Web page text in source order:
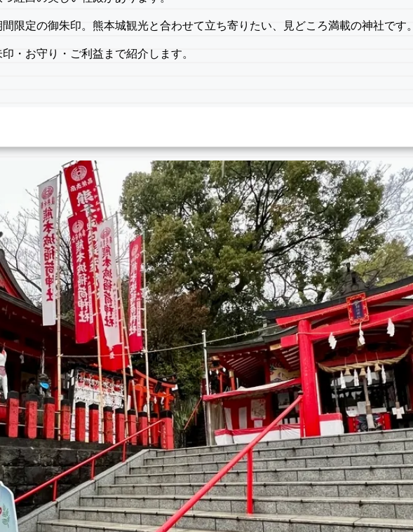
限定の御朱印。熊本城観光と合わせて立ち寄りたい、見どころ満載の神社です。
・お守り・ご利益まで紹介します。